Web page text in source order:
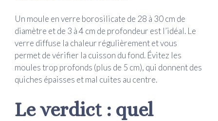
Un moule en verre borosilicate de 28 à 30 cm de
diamètre et de 3 à 4 cm de profondeur est l’idéal. Le
verre diffuse la chaleur régulièrement et vous
permet de vérifier la cuisson du fond. Évitez les
moules trop profonds (plus de 5 cm), qui donnent des
quiches épaisses et mal cuites au centre.
Le verdict : quel